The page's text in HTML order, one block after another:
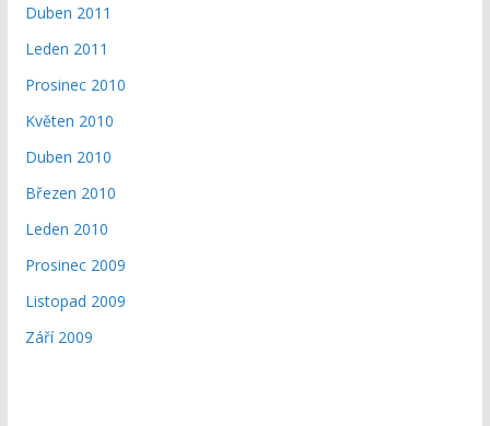
Duben 2011
Leden 2011
Prosinec 2010
Květen 2010
Duben 2010
Březen 2010
Leden 2010
Prosinec 2009
Listopad 2009
Září 2009